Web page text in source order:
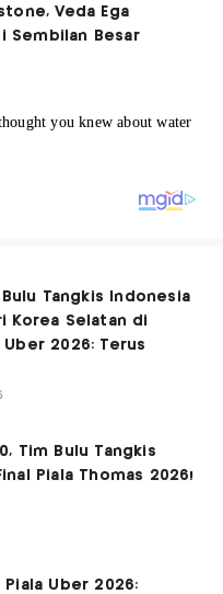
Veda Ega
Sembilan Besar
Tangkis Indonesia
Korea Selatan di
2026: Terus
Tim Bulu Tangkis
Piala Thomas 2026!
Piala Uber 2026: